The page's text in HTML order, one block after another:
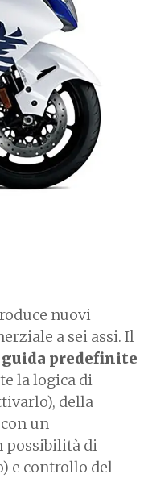
nuovi
a sei assi. Il
predefinite
la logica di
della
un
possibilità di
e controllo del